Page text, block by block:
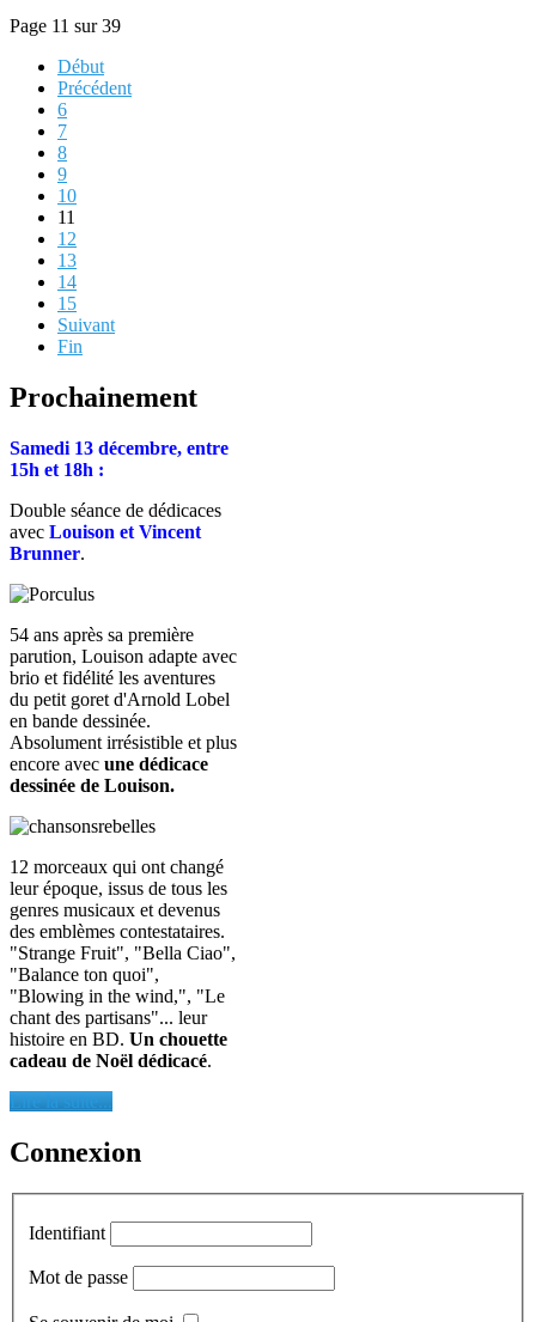
Page 11 sur 39
Début
Précédent
6
7
8
9
10
11
12
13
14
15
Suivant
Fin
Prochainement
Samedi 13 décembre, entre
15h et 18h :
Double séance de dédicaces
avec Louison et Vincent
Brunner.
54 ans après sa première
parution, Louison adapte avec
brio et fidélité les aventures
du petit goret d'Arnold Lobel
en bande dessinée.
Absolument irrésistible et plus
encore avec une dédicace
dessinée de Louison.
12 morceaux qui ont changé
leur époque, issus de tous les
genres musicaux et devenus
des emblèmes contestataires.
"Strange Fruit", "Bella Ciao",
"Balance ton quoi",
"Blowing in the wind,", "Le
chant des partisans"... leur
histoire en BD. Un chouette
cadeau de Noël dédicacé.
Lire la suite...
Connexion
Identifiant
Mot de passe